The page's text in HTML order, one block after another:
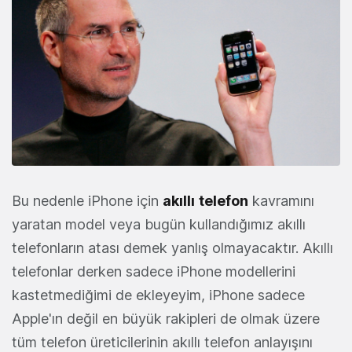
Bu nedenle iPhone için akıllı telefon kavramını
yaratan model veya bugün kullandığımız akıllı
telefonların atası demek yanlış olmayacaktır. Akıllı
telefonlar derken sadece iPhone modellerini
kastetmediğimi de ekleyeyim, iPhone sadece
Apple'ın değil en büyük rakipleri de olmak üzere
tüm telefon üreticilerinin akıllı telefon anlayışını